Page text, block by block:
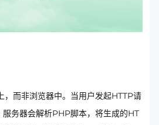
，而非浏览器中。当用户发起HTTP请
务器会解析PHP脚本，将生成的HT